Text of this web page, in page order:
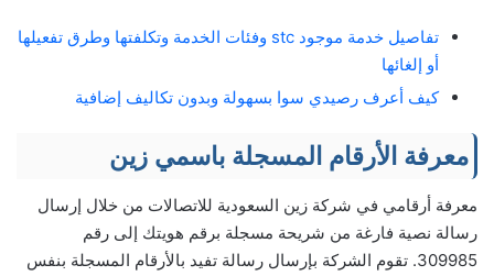
تفاصيل خدمة موجود stc وفئات الخدمة وتكلفتها وطرق تفعيلها
أو إلغائها
كيف أعرف رصيدي سوا بسهولة وبدون تكاليف إضافية
معرفة الأرقام المسجلة باسمي زين
معرفة أرقامي في شركة زين السعودية للاتصالات من خلال إرسال
رسالة نصية فارغة من شريحة مسجلة برقم هويتك إلى رقم
309985. تقوم الشركة بإرسال رسالة تفيد بالأرقام المسجلة بنفس